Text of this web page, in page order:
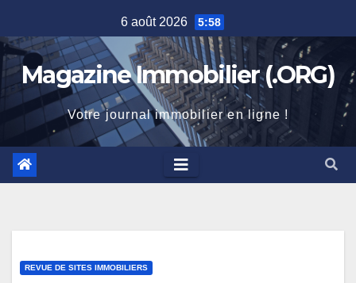
to
content
6 août 2026 5:58
Magazine Immobilier (.ORG)
Votre journal immobilier en ligne !
REVUE DE SITES IMMOBILIERS